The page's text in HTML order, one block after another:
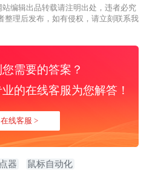
站编辑出品转载请注明出处，违者必究
整理后发布，如有侵权，请立刻联系我
需要的答案？
的在线客服为您解答！
在线客服 >
器 鼠标自动化